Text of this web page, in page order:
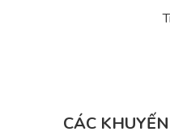
CÁC